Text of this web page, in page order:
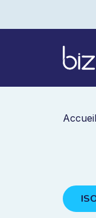
Accueil